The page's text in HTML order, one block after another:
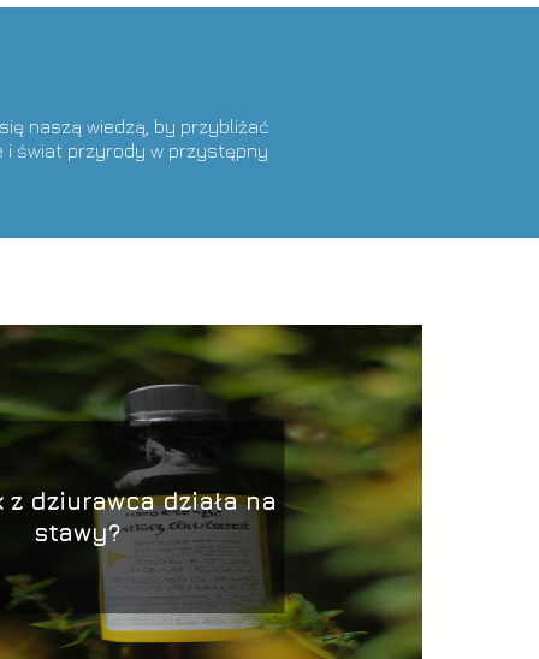
naszą wiedzą, by przybliżać
i świat przyrody w przystępny
z dziurawca działa na
stawy?